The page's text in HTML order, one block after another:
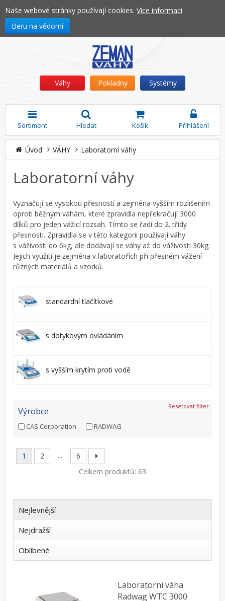
Naše webové stránky používají cookies. Více informací
Beru na vědomí
Váhy Pokladny Systémy
Sortiment Hledat Košík Přihlášení
Úvod VÁHY Laboratorní váhy
Laboratorní váhy
Vyznačují se vysokou přesností a zejména vyšším rozlišením
oproti běžným váhám, které zpravidla nepřekračují 3000
dílků pro jeden vážicí rozsah. Tímto se řadí do 2. třídy
přesnosti. Zpravidla se v této kategorii používají váhy
s váživostí do 6kg, ale dodávají se váhy až do váživosti 30kg.
Jejich využití je zejména v laboratořích při přesném vážení
různých materiálů a vzorků.
standardní tlačítkové
s dotykovým ovládáním
s vyšším krytím proti vodě
Resetovat filter
Výrobce
CAS Corporation RADWAG
1 2 ...
6
Celkem produktů: 63
Nejlevnější
Nejdražší
Oblíbené
Laboratorní váha
Radwag WTC 3000